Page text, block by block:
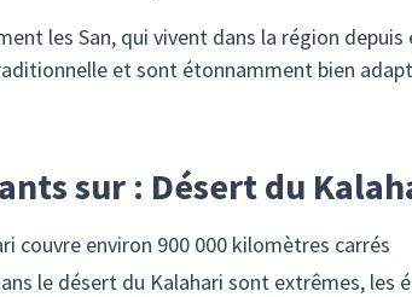
les San, qui vivent dans la région
et sont étonnamment bien
sur : Désert du
couvre environ 900 000 kilomètres carrés
le désert du Kalahari sont extrêmes,